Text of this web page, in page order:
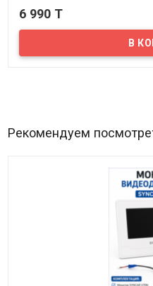
В наличии
Предлагаем купить карту
объемом 64 Гб. Данная карта
UHS-I Speed Class 1 (U1),
6 990 T
Рекомендуем